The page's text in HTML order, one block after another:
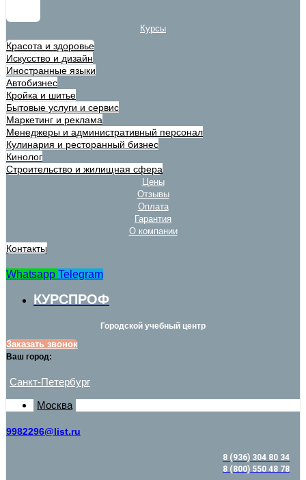
Курсы
Красота и здоровье
Искусство и дизайн
Иностранные языки
Автобизнес
Кройка и шитье
Бытовые услуги и сервис
Маркетинг и реклама
Менеджеры и административный персонал
Кулинария и ресторанный бизнес
Кинолог
Строительство и жилищная сфера
Цены
Отзывы
Оплата
Гарантия
О компании
Контакты
Whatsapp Telegram
КУРСПРОФ
Городской учебный центр
Заказать звонок
Ваш город:
Санкт-Петербург
Москва
9982296@list.ru
8 (936) 304 80 34
8 (800) 550 48 78